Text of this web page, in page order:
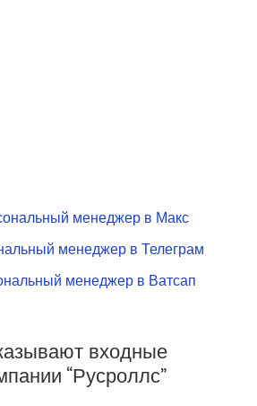
входные
“Русроллс”